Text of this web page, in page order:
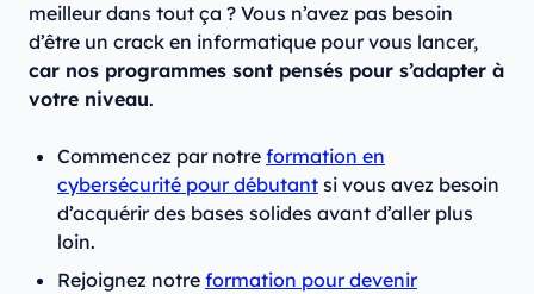
meilleur dans tout ça ? Vous n’avez pas besoin
d’être un crack en informatique pour vous lancer,
car nos programmes sont pensés pour s’adapter à
votre niveau.
Commencez par notre formation en
cybersécurité pour débutant si vous avez besoin
d’acquérir des bases solides avant d’aller plus
loin.
Rejoignez notre formation pour devenir